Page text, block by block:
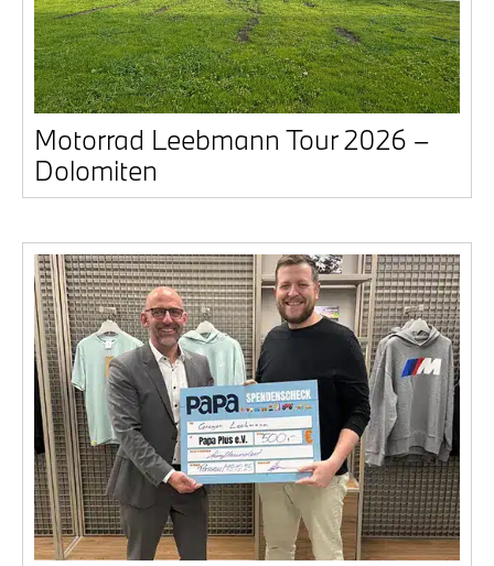
Motor­rad Leeb­mann Tour 2026 –
Dolo­mi­ten